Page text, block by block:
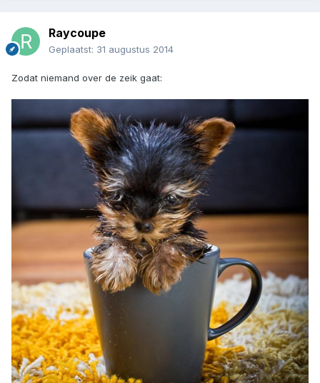
Raycoupe
Geplaatst: 31 augustus 2014
Zodat niemand over de zeik gaat: